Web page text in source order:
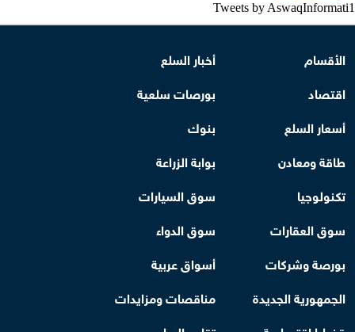
Tweets by AswaqInformati1
الأقسام
أخبار السلع
اقتصاد
بورصات سلعية
أسعار السلع
بنوك
طاقة ومعادن
بوابة الزراعة
تكنولوجيا
سوق السيارات
سوق العقارات
سوق الدواء
بورصة وشركات
أسواق عربية
الجمهورية الجديدة
مناقصات ومزايدات